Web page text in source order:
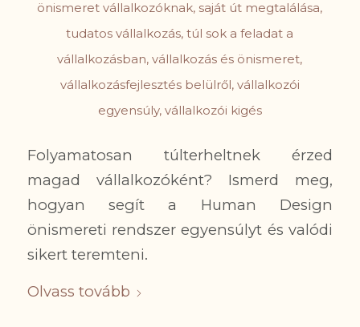
önismeret vállalkozóknak, saját út megtalálása,
tudatos vállalkozás,túl sok a feladat a
vállalkozásban,vállalkozás és önismeret,
vállalkozásfejlesztés belülről, vállalkozói
egyensúly, vállalkozói kigés
Folyamatosan túlterheltnek érzed
magad vállalkozóként? Ismerd meg,
hogyan segít a Human Design
önismereti rendszer egyensúlyt és valódi
sikert teremteni.
Olvass tovább